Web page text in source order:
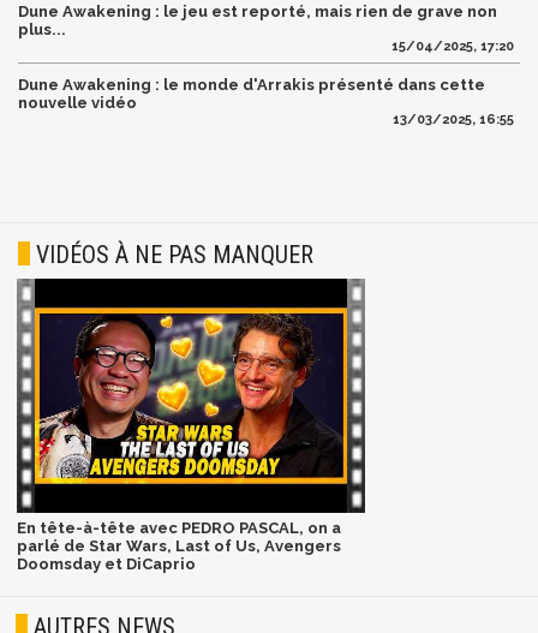
Dune Awakening : le jeu est reporté, mais rien de grave non
plus...
15/04/2025, 17:20
Dune Awakening : le monde d'Arrakis présenté dans cette
nouvelle vidéo
13/03/2025, 16:55
VIDÉOS À NE PAS MANQUER
En tête-à-tête avec PEDRO PASCAL, on a
parlé de Star Wars, Last of Us, Avengers
Doomsday et DiCaprio
AUTRES NEWS